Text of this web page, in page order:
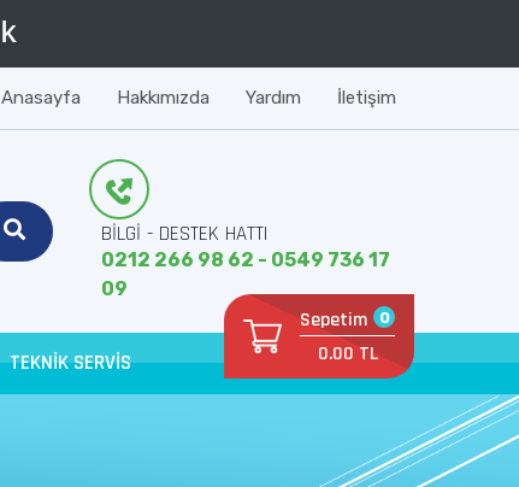
Anasayfa Hakkımızda Yardım İletişim
BİLGİ - DESTEK HATTI
0212 266 98 62 - 0549 736 17
09
Sepetim 0
0.00 TL
TEKNİK SERVİS